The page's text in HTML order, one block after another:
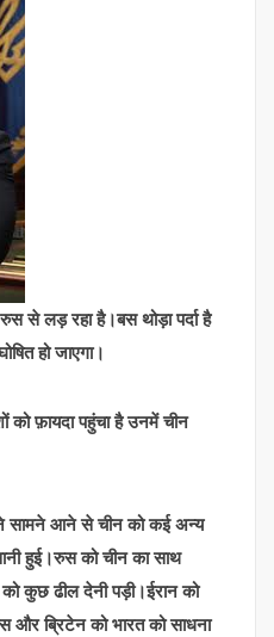
से लड़ रहा है।बस थोड़ा पर्दा है
हो जाएगा।
फ़ायदा पहुंचा है उनमें चीन
आने से चीन को कई अन्य
हुई।रुस को चीन का साथ
कुछ ढील देनी पड़ी।ईरान को
ब्रिटेन को भारत को साधना